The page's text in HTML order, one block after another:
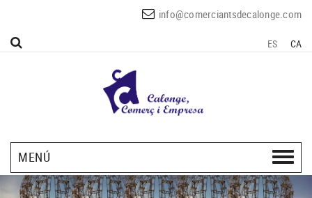
info@comerciantsdecalonge.com
ES CA
MENÚ